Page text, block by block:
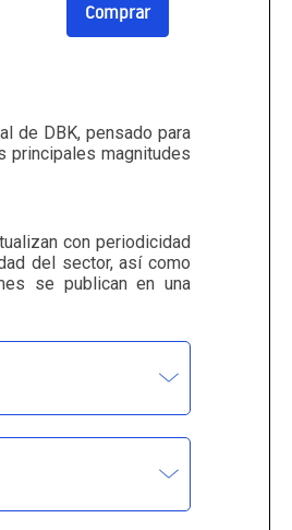
Comprar
de DBK, pensado para
principales magnitudes
con periodicidad
del sector, así como
se publican en una